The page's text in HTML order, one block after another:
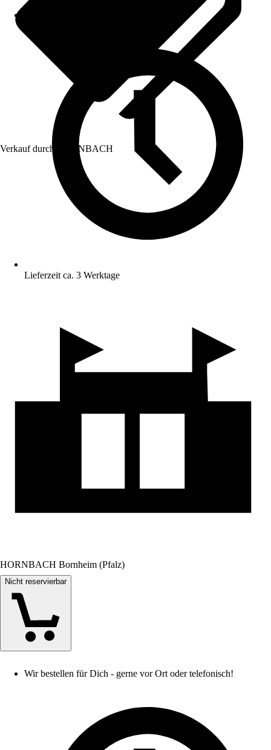
Verkauf durch: HORNBACH
Lieferzeit ca. 3 Werktage
HORNBACH Bornheim (Pfalz)
Nicht reservierbar
Wir bestellen für Dich - gerne vor Ort oder telefonisch!